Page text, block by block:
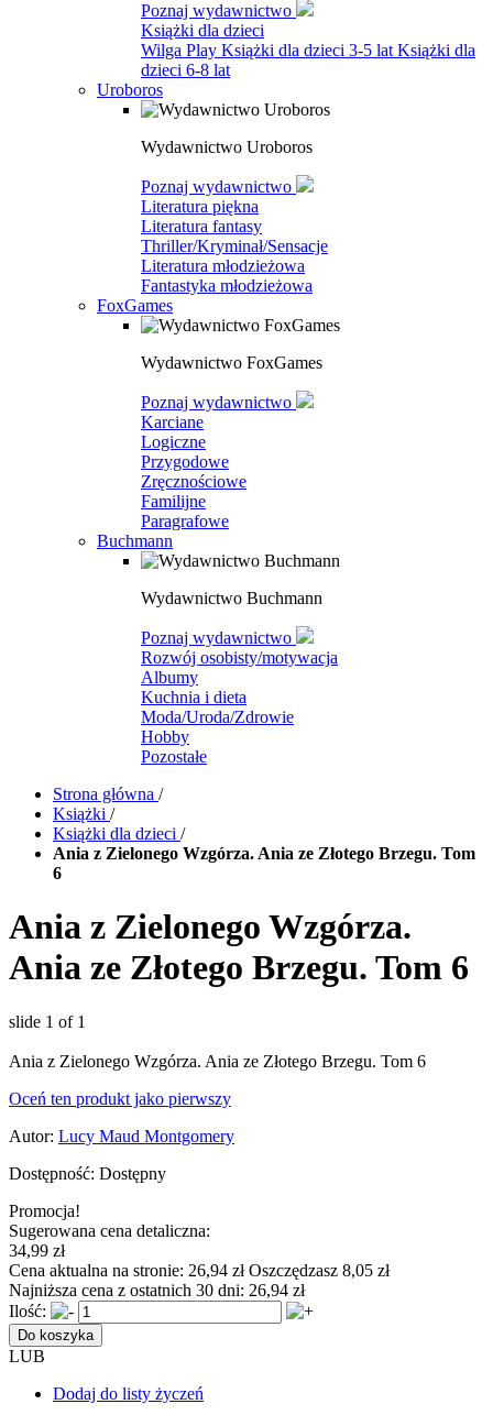
Poznaj wydawnictwo
Książki dla dzieci
Wilga Play Książki dla dzieci 3-5 lat Książki dla
dzieci 6-8 lat
Uroboros
Wydawnictwo Uroboros
Poznaj wydawnictwo
Literatura piękna
Literatura fantasy
Thriller/Kryminał/Sensacje
Literatura młodzieżowa
Fantastyka młodzieżowa
FoxGames
Wydawnictwo FoxGames
Poznaj wydawnictwo
Karciane
Logiczne
Przygodowe
Zręcznościowe
Familijne
Paragrafowe
Buchmann
Wydawnictwo Buchmann
Poznaj wydawnictwo
Rozwój osobisty/motywacja
Albumy
Kuchnia i dieta
Moda/Uroda/Zdrowie
Hobby
Pozostałe
Strona główna /
Książki /
Książki dla dzieci /
Ania z Zielonego Wzgórza. Ania ze Złotego Brzegu. Tom
6
Ania z Zielonego Wzgórza.
Ania ze Złotego Brzegu. Tom 6
slide 1 of 1
Ania z Zielonego Wzgórza. Ania ze Złotego Brzegu. Tom 6
Oceń ten produkt jako pierwszy
Autor: Lucy Maud Montgomery
Dostępność: Dostępny
Promocja!
Sugerowana cena detaliczna:
34,99 zł
Cena aktualna na stronie: 26,94 złOszczędzasz 8,05 zł
Najniższa cena z ostatnich 30 dni: 26,94 zł
Ilość:
Do koszyka
LUB
Dodaj do listy życzeń